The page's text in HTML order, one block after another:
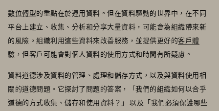
數位轉型的重點在於運用資料。但在資料驅動的世界中，在不同
平台上建立、收集、分析和分享大量資料，可能會為組織帶來新
的風險。組織利用這些資料來改善服務，並提供更好的客戶體
驗 ，但客戶可能會對個人資料的使用方式和時間有所疑慮。
資料道德涉及資料的管理、處理和儲存方式，以及與資料使用相
關的道德問題。它探討了問題的答案，「我們的組織如何以合乎
道德的方式收集、儲存和使用資料？」 以及「我們必須保護哪些